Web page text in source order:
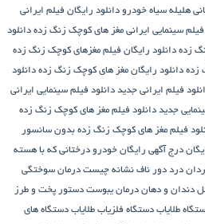
هلیله سیاه خودرو دانلود رایگان فیلم ایرانی
فیلم سینمایی ایرانی مغز های کوچک زنگ زده دانلود
زده دانلود رایگان فیلم مغزهای کوچک زنگ زده
زده دانلود رایگان مغز های کوچک زنگ زده دانلود
فیلم ایرانی جدید دانلود فیلم سینمایی ایرانی
جدید دانلود فیلم مغز های کوچک زنگ زده
فیلم مغز های کوچک زنگ زده بدون سانسور
درج آگهی رایگان خودرو درختانی که با هسته
درد دور ناف نشانه چیست درمان سوختگی
دندان و دهان درمان یبوست دستور پخت و طرز
طلایاب دستگاه‌ فلزیاب طلایاب دستگاه‌ های